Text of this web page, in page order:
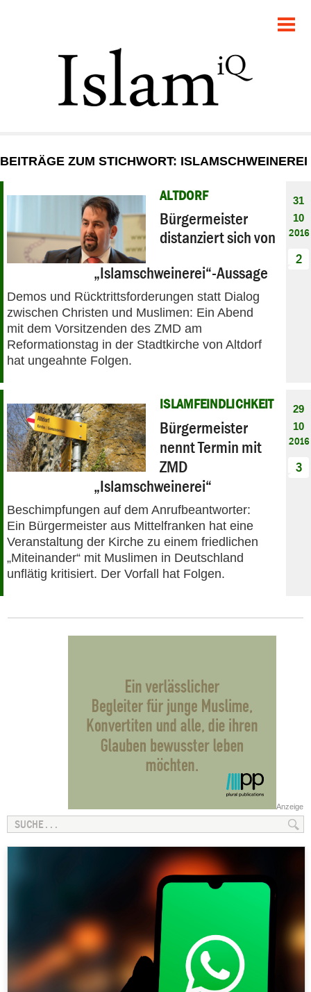
GESELLSCHAFT
STARTSEITE
PANORAMA
BEITRÄGE ZUM STICHWORT: ISLAMSCHWEINEREI
ALTDORF
Bürgermeister
distanziert sich von
„Islamschweinerei“-Aussage
Demos und Rücktrittsforderungen statt Dialog
zwischen Christen und Muslimen: Ein Abend
mit dem Vorsitzenden des ZMD am
Reformationstag in der Stadtkirche von Altdorf
hat ungeahnte Folgen.
31
10
2016
2
ISLAMFEINDLICHKEIT
Bürgermeister
nennt Termin mit
ZMD
„Islamschweinerei“
Beschimpfungen auf dem Anrufbeantworter:
Ein Bürgermeister aus Mittelfranken hat eine
Veranstaltung der Kirche zu einem friedlichen
„Miteinander“ mit Muslimen in Deutschland
unflätig kritisiert. Der Vorfall hat Folgen.
29
10
2016
3
Anzeige